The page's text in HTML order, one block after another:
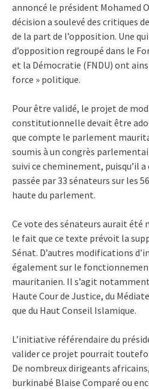
annoncé le président Mohamed
décision a soulevé des critiques
de la part de l’opposition. Une
d’opposition regroupé dans le
et la Démocratie (FNDU) ont
force » politique.
Pour être validé, le projet de
constitutionnelle devait être
que compte le parlement
soumis à un congrès
suivi ce cheminement, puisqu’il
passée par 33 sénateurs sur les
haute du parlement.
Ce vote des sénateurs aurait
le fait que ce texte prévoit la
Sénat. D’autres modifications
également sur le
mauritanien. Il s’agit
Haute Cour de Justice, du
que du Haut Conseil Islamique.
L’initiative référendaire du
valider ce projet pourrait
De nombreux dirigeants
burkinabé Blaise Comparé ou